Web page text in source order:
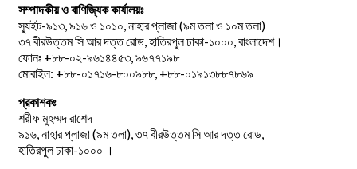
সম্পাদকীয় ও বাণিজ্যিক কার্যালয়ঃ
স্যুইট-৯১৩, ৯১৬ ও ১০১০, নাহার প্লাজা (৯ম তলা ও ১০ম তলা)
৩৭ বীরউত্তম সি আর দত্ত রোড, হাতিরপুল ঢাকা-১০০০, বাংলাদেশ।
ফোনঃ +৮৮-০২-৯৬১৪৪৫৩, ৯৬৭৭১৯৮
মোবাইল: +৮৮-০১৭১৬-৮০০৯৮৮, +৮৮-০১৯১৩৮৮৭৮৬৯
প্রকাশকঃ
শরীফ মুহম্মদ রাশেদ
৯১৬, নাহার প্লাজা (৯ম তলা), ৩৭ বীরউত্তম সি আর দত্ত রোড,
হাতিরপুল ঢাকা-১০০০ ।